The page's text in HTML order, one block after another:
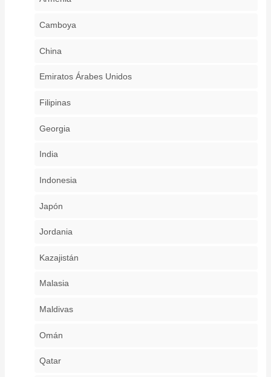
Camboya
China
Emiratos Árabes Unidos
Filipinas
Georgia
India
Indonesia
Japón
Jordania
Kazajistán
Malasia
Maldivas
Omán
Qatar